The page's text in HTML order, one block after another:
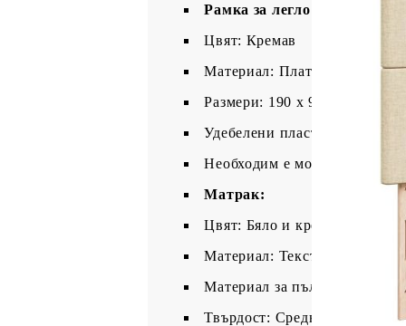
Рамка за легло с табла:
Цвят: Кремав
Материал: Плат (100%
Размери: 190 x 90 x 140,5/
Удебелени пластмасови
Необходим е монтаж
Матрак:
Цвят: Бяло и кремаво
Материал: Текстил (100%
Материал за пълнеж: Покет
Твърдост: Средна